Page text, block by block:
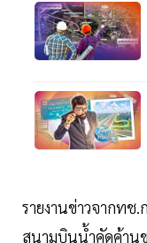
รายงานข่าวจากทช
สนามบินน้ำคัดค้าน